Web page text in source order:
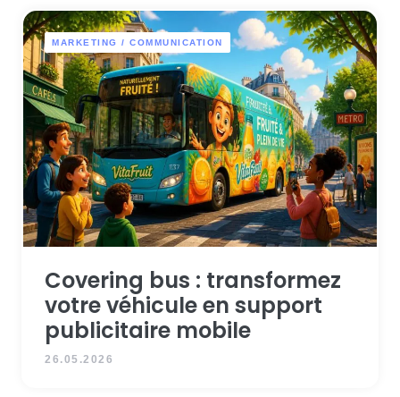
MARKETING / COMMUNICATION
Covering bus : transformez
votre véhicule en support
publicitaire mobile
26.05.2026